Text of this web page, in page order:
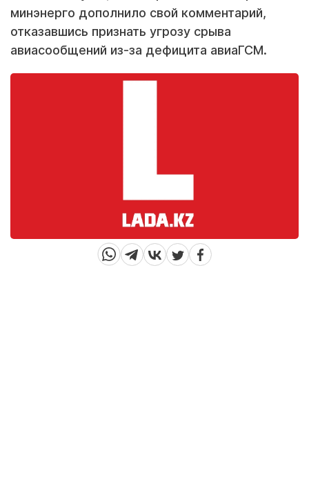
минэнерго дополнило свой комментарий,
отказавшись признать угрозу срыва
авиасообщений из-за дефицита авиаГСМ.